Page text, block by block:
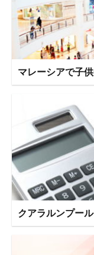
マレーシアで子
クアラルンプー